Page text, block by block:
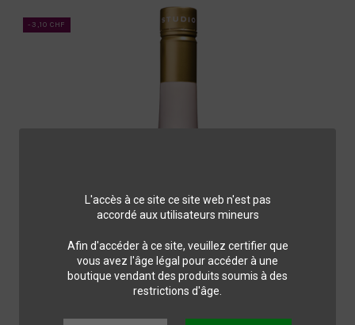
L'accès à ce site ce site web n'est pas
accordé aux utilisateurs mineurs
Afin d'accéder à ce site, veuillez certifier que
vous avez l'âge légal pour accéder à une
boutique vendant des produits soumis à des
restrictions d'âge.
-3,10 CHF